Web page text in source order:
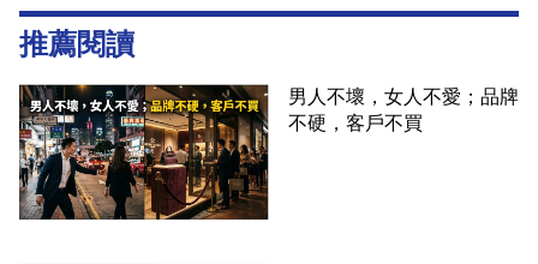
推薦閱讀
男人不壞，女人不愛；品牌
不硬，客戶不買